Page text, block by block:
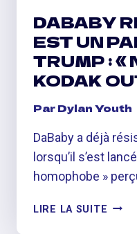
DABABY
EST UN
TRUMP : «
KODAK
ParDylan Youth
DaBaby a déjà
lorsqu’il s’est
homophobe »
LIRE LA SUITE